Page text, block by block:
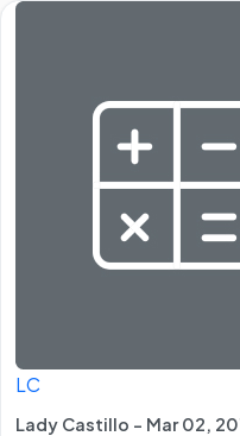
LC
Lady Castillo - Mar 02,